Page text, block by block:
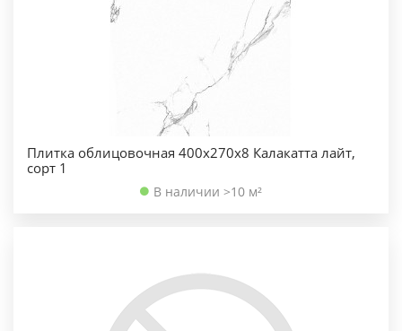
Плитка облицовочная 400х270х8 Калакатта лайт,
сорт 1
В наличии >10 м²